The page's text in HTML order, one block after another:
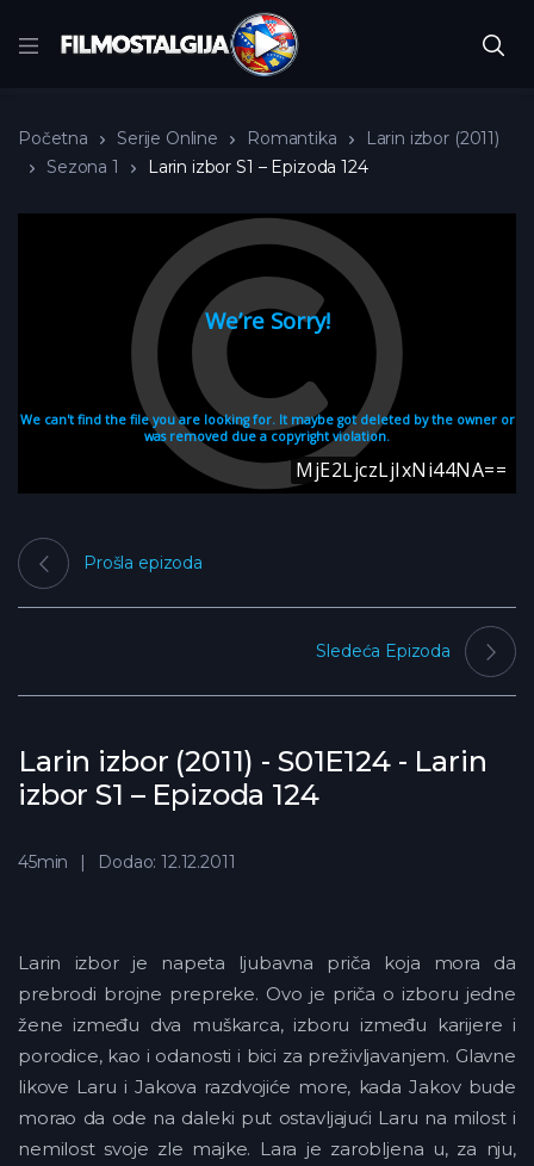
Početna Serije Online Romantika
Larin izbor (2011)
Sezona 1
Larin izbor S1 – Epizoda 124
Larin izbor (2011) - S01E124 - Larin
izbor S1 – Epizoda 124
Prošla epizoda
Sledeća Epizoda
45min Dodao: 12.12.2011
Larin izbor je napeta ljubavna priča koja mora da
prebrodi brojne prepreke. Ovo je priča o izboru jedne
žene između dva muškarca, izboru između karijere i
porodice, kao i odanosti i bici za preživljavanjem. Glavne
likove Laru i Jakova razdvojiće more, kada Jakov bude
morao da ode na daleki put ostavljajući Laru na milost i
nemilost svoje zle majke. Lara je zarobljena u, za nju,